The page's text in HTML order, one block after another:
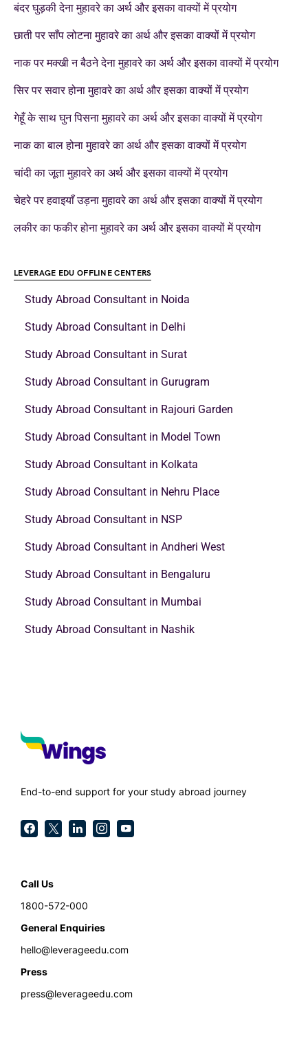
बंदर घुड़की देना मुहावरे का अर्थ और इसका वाक्यों में प्रयोग
छाती पर साँप लोटना मुहावरे का अर्थ और इसका वाक्यों में प्रयोग
नाक पर मक्खी न बैठने देना मुहावरे का अर्थ और इसका वाक्यों में प्रयोग
सिर पर सवार होना मुहावरे का अर्थ और इसका वाक्यों में प्रयोग
गेहूँ के साथ घुन पिसना मुहावरे का अर्थ और इसका वाक्यों में प्रयोग
नाक का बाल होना मुहावरे का अर्थ और इसका वाक्यों में प्रयोग
चांदी का जूता मुहावरे का अर्थ और इसका वाक्यों में प्रयोग
चेहरे पर हवाइयाँ उड़ना मुहावरे का अर्थ और इसका वाक्यों में प्रयोग
लकीर का फकीर होना मुहावरे का अर्थ और इसका वाक्यों में प्रयोग
LEVERAGE EDU OFFLINE CENTERS
Study Abroad Consultant in Noida
Study Abroad Consultant in Delhi
Study Abroad Consultant in Surat
Study Abroad Consultant in Gurugram
Study Abroad Consultant in Rajouri Garden
Study Abroad Consultant in Model Town
Study Abroad Consultant in Kolkata
Study Abroad Consultant in Nehru Place
Study Abroad Consultant in NSP
Study Abroad Consultant in Andheri West
Study Abroad Consultant in Bengaluru
Study Abroad Consultant in Mumbai
Study Abroad Consultant in Nashik
End-to-end support for your study abroad journey
Call Us
1800-572-000
General Enquiries
hello@leverageedu.com
Press
press@leverageedu.com